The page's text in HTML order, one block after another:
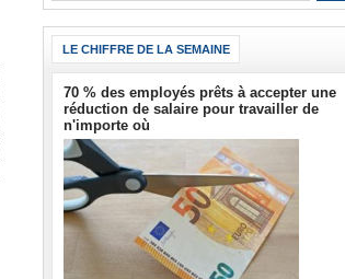
LE CHIFFRE DE LA SEMAINE
70 % des employés prêts à accepter une
réduction de salaire pour travailler de
n'importe où